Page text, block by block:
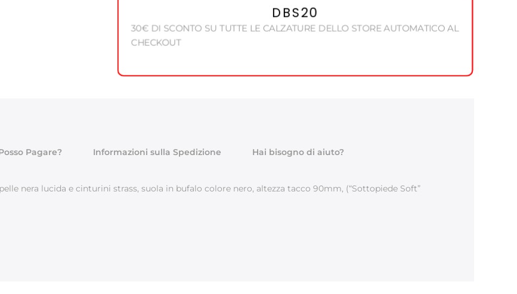
DBS20
30€ DI SCONTO SU TUTTE LE CALZATURE DELLO STORE AUTOMATICO AL
CHECKOUT
Pagare? Informazioni sulla Spedizione Hai bisogno di aiuto?
nera lucida e cinturini strass, suola in bufalo colore nero, altezza tacco 90mm, (“Sottopiede Soft”